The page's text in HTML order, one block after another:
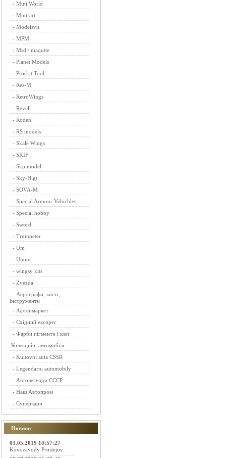
- Mini World
- Mini-art
- Modelsvit
- MPM
- Msd / maqutte
- Planet Models
- Proskit Tool
- Res-M
- RetroWings
- Revell
- Roden
- RS models
- Skale Wings
- SKIF
- Skp model
- Sky-Higt
- SOVA-M
- Special Armour Vehichles
- Special hobby
- Sword
- Trumpeter
- Um
- Ummt
- wingsy kits
- Zvezda
- Аерографи, кисті,
інструменти
- Афтенмаркет
- Східний експрес
- Фарби пігменти і клеї
Колекційні автомобілі
- Kultovni auta CSSR
- Legendarni automobily
- Автолегенди СССР
- Наш Автопром
- Суперкари
Новини
03.05.2019 10:57:27
Kovozavody Prostejov